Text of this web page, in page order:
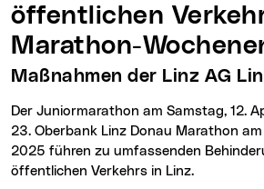
öffentlichen
Marathon-
Maßnahmen der Linz AG
Der Juniormarathon am Samstag, 12. April 2025 sowie der
23. Oberbank Linz Donau Marathon am
2025 führen zu umfassenden
öffentlichen Verkehrs in Linz.